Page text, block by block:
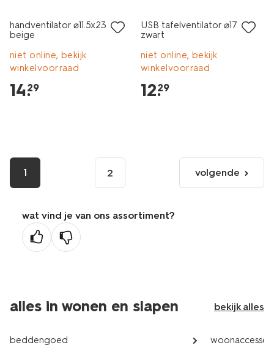
handventilator ⌀11.5x23.5cm
beige
niet online, bekijk
winkelvoorraad
14.
29
USB tafelventilator ⌀17.5cm
zwart
niet online, bekijk
winkelvoorraad
12.
29
1 2
volgende
pagina
volgende
wat vind je van ons assortiment?
alles in wonen en slapen bekijk alles
beddengoed